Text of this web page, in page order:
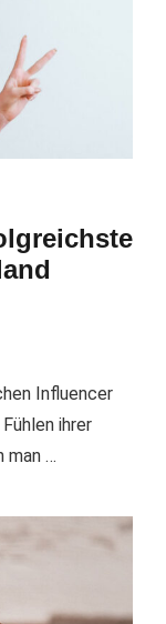
Influencer
ihrer
man …